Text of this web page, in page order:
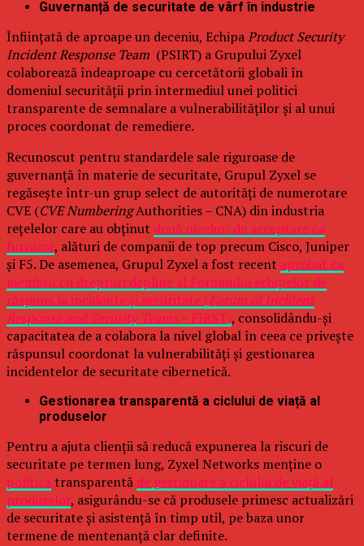
Guvernanță de securitate de vârf în industrie
Înființată de aproape un deceniu, EchipaProduct Security
Incident Response Team (PSIRT) a Grupului Zyxel
colaborează îndeaproape cu cercetătorii globali în
domeniul securității prin intermediul unei politici
transparente de semnalare a vulnerabilităților și al unui
proces coordonat de remediere.
Recunoscut pentru standardele sale riguroase de
guvernanță în materie de securitate, Grupul Zyxel se
regăsește într-un grup select de autorități de numerotare
CVE (CVE NumberingAuthorities – CNA) din industria
rețelelor care au obținut două niveluri de acceptare ca
furnizor, alături de companii de top precum Cisco, Juniper
și F5. De asemenea, Grupul Zyxel a fost recent aprobat ca
membru cu drepturi depline al Forumului echipelor de
răspuns la incidente și securitate (Forum of Incident
Response and Security Teams –FIRST), consolidându-și
capacitatea de a colabora la nivel global în ceea ce privește
răspunsul coordonat la vulnerabilități și gestionarea
incidentelor de securitate cibernetică.
Gestionarea transparentă a ciclului de viață al
produselor
Pentru a ajuta clienții să reducă expunerea la riscuri de
securitate pe termen lung, Zyxel Networks menține o
politică transparentă de gestionare a ciclului de viață al
produselor, asigurându-se că produsele primesc actualizări
de securitate și asistență în timp util, pe baza unor
termene de mentenanță clar definite.